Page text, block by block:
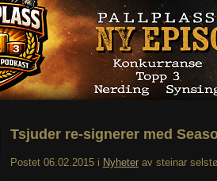
Tsjuder re-signerer med
Postet 06.02.2015 i Nyheter av steinar